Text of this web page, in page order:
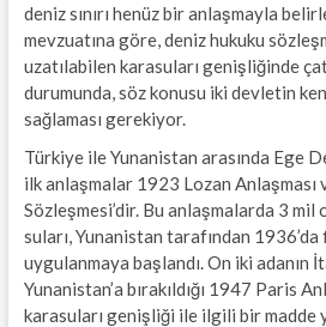
deniz sınırı henüz bir anlaşmayla
mevzuatına göre, deniz hukuku
uzatılabilen karasuları genişliğinde
durumunda, söz konusu iki devletin
sağlaması gerekiyor.
Türkiye ile Yunanistan arasında Ege
ilk anlaşmalar 1923 Lozan Anlaşması
Sözleşmesi’dir. Bu anlaşmalarda 3 mil
suları, Yunanistan tarafından
uygulanmaya başlandı. On iki adanın
Yunanistan’a bırakıldığı 1947 Paris
karasuları genişliği ile ilgili bir madde